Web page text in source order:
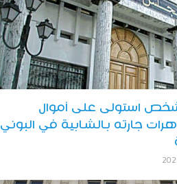
شخص استولى على أموال
جارته بالشابية في البوني